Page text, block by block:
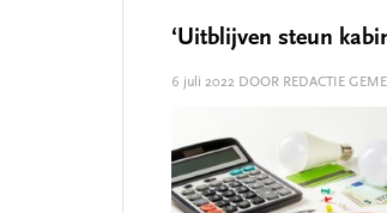
‘Uitblijven steun
6 juli 2022 DOOR REDACTIE